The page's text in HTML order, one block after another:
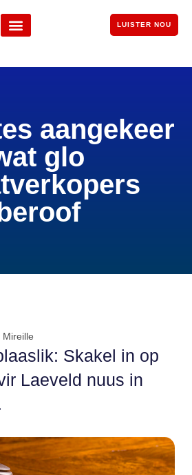
LUISTER NOU
aangekeer
glo
Mireille
Skakel in op
Laeveld nuus in